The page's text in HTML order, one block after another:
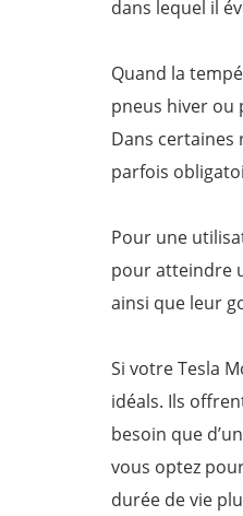
dans lequel il
Quand la
pneus hiver ou
Dans certaines
parfois
Pour une
pour atteindre
ainsi que leur
Si votre Tesla
idéals. Ils
besoin que
vous optez
durée de vie